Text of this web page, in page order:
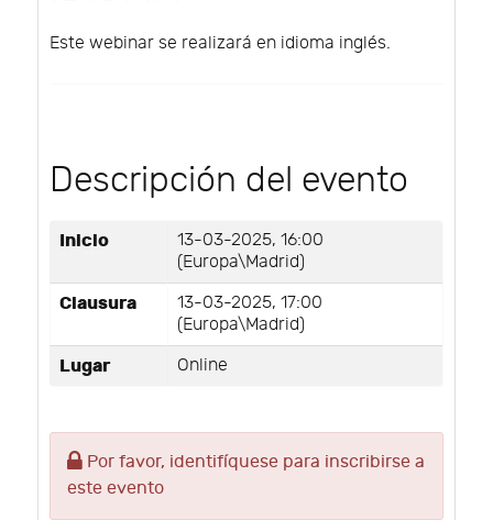
Este webinar se realizará en idioma inglés.
Descripción del evento
Inicio
13-03-2025, 16:00
(Europa\Madrid)
Clausura
13-03-2025, 17:00
(Europa\Madrid)
Lugar Online
Por favor, identifíquese para inscribirse a
este evento